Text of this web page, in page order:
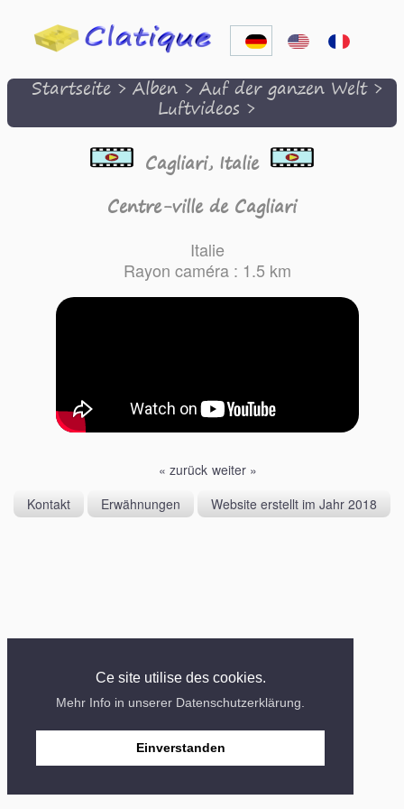
Ce site utilise des cookies.
Mehr Info in unserer Datenschutzerklärung.
Einverstanden
Startseite>Alben>Auf der ganzen Welt>
Luftvideos >
Cagliari, Italie
Centre-ville de Cagliari
Italie
Rayon caméra : 1.5 km
« zurück weiter »
Kontakt
Erwähnungen Website erstellt im Jahr 2018